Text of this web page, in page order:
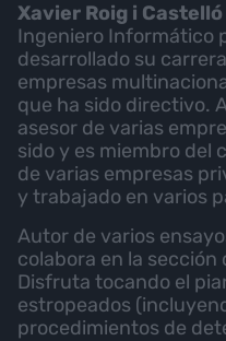
Xavier Roig i Castelló
Ingeniero Informático
desarrollado su
empresas
que ha sido directivo.
asesor de varias
sido y es miembro del
de varias empresas
y trabajado en varios
Autor de varios
colabora en la sección
Disfruta tocando el
estropeados
procedimientos de